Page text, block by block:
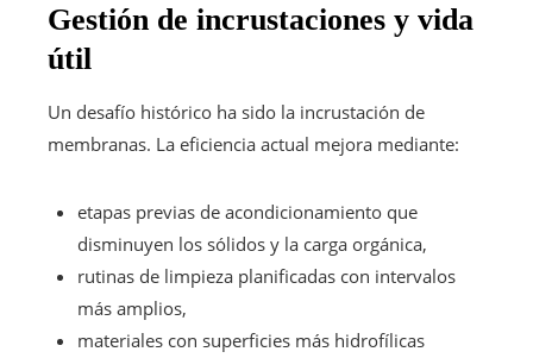
Gestión de incrustaciones y vida
útil
Un desafío histórico ha sido la incrustación de
membranas. La eficiencia actual mejora mediante:
etapas previas de acondicionamiento que
disminuyen los sólidos y la carga orgánica,
rutinas de limpieza planificadas con intervalos
más amplios,
materiales con superficies más hidrofílicas